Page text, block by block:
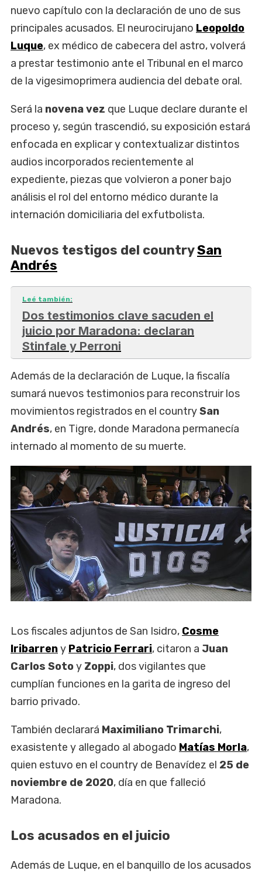
nuevo capítulo con la declaración de uno de sus
principales acusados. El neurocirujano Leopoldo
Luque, ex médico de cabecera del astro, volverá
a prestar testimonio ante el Tribunal en el marco
de la vigesimoprimera audiencia del debate oral.
Será la novena vez que Luque declare durante el
proceso y, según trascendió, su exposición estará
enfocada en explicar y contextualizar distintos
audios incorporados recientemente al
expediente, piezas que volvieron a poner bajo
análisis el rol del entorno médico durante la
internación domiciliaria del exfutbolista.
Nuevos testigos del countrySan
Andrés
Leé también:
Dos testimonios clave sacuden el
juicio por Maradona: declaran
Stinfale y Perroni
Además de la declaración de Luque, la fiscalía
sumará nuevos testimonios para reconstruir los
movimientos registrados en el countrySan
Andrés, en Tigre, donde Maradona permanecía
internado al momento de su muerte.
Los fiscales adjuntos de San Isidro, Cosme
Iribarreny Patricio Ferrari, citaron a Juan
Carlos Sotoy Zoppi, dos vigilantes que
cumplían funciones en la garita de ingreso del
barrio privado.
También declarará Maximiliano Trimarchi,
exasistente y allegado al abogado Matías Morla,
quien estuvo en el country de Benavídez el 25 de
noviembre de 2020, día en que falleció
Maradona.
Los acusados en el juicio
Además de Luque, en el banquillo de los acusados